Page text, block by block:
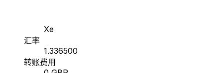
Xe
汇率
1.336500
转账费用